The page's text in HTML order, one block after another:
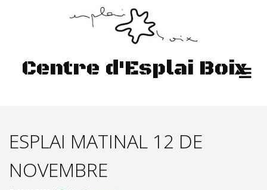
Centre d'Esplai Boix
ESPLAI MATINAL 12 DE
NOVEMBRE